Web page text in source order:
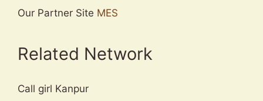
Our Partner Site MES
Related Network
Call girl Kanpur